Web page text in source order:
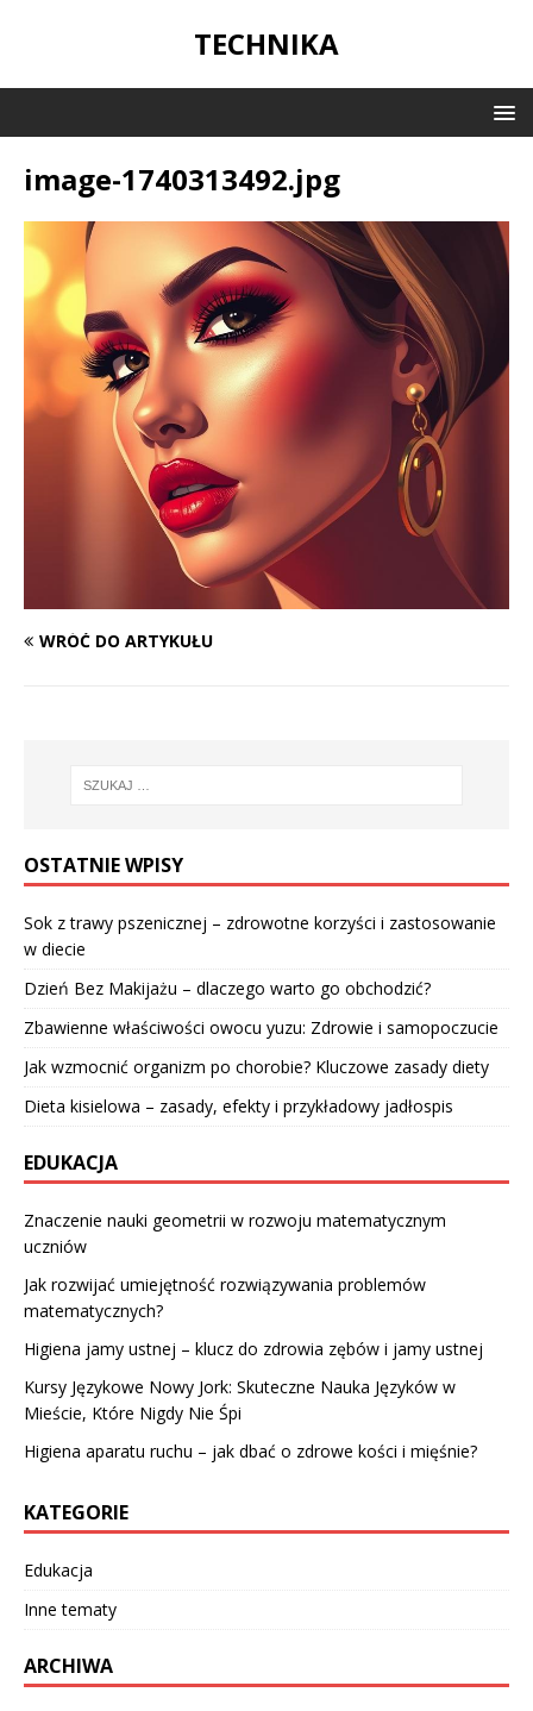
TECHNIKA
image-1740313492.jpg
WRÓĆ DO ARTYKUŁU
OSTATNIE WPISY
Sok z trawy pszenicznej – zdrowotne korzyści i zastosowanie
w diecie
Dzień Bez Makijażu – dlaczego warto go obchodzić?
Zbawienne właściwości owocu yuzu: Zdrowie i samopoczucie
Jak wzmocnić organizm po chorobie? Kluczowe zasady diety
Dieta kisielowa – zasady, efekty i przykładowy jadłospis
EDUKACJA
Znaczenie nauki geometrii w rozwoju matematycznym
uczniów
Jak rozwijać umiejętność rozwiązywania problemów
matematycznych?
Higiena jamy ustnej – klucz do zdrowia zębów i jamy ustnej
Kursy Językowe Nowy Jork: Skuteczne Nauka Języków w
Mieście, Które Nigdy Nie Śpi
Higiena aparatu ruchu – jak dbać o zdrowe kości i mięśnie?
KATEGORIE
Edukacja
Inne tematy
ARCHIWA